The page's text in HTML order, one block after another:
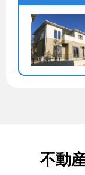
不動